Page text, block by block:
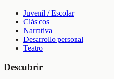
Juvenil / Escolar
Clásicos
Narrativa
Desarrollo personal
Teatro
Descubrir